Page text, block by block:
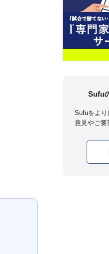
Sufu
Sufuをよ
意見やご要